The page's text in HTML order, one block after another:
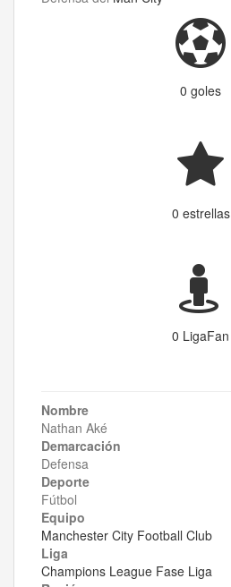
0 goles
0 estrellas
0 LigaFan
Nombre
Nathan Aké
Demarcación
Defensa
Deporte
Fútbol
Equipo
Manchester City Football Club
Liga
Champions League Fase Liga